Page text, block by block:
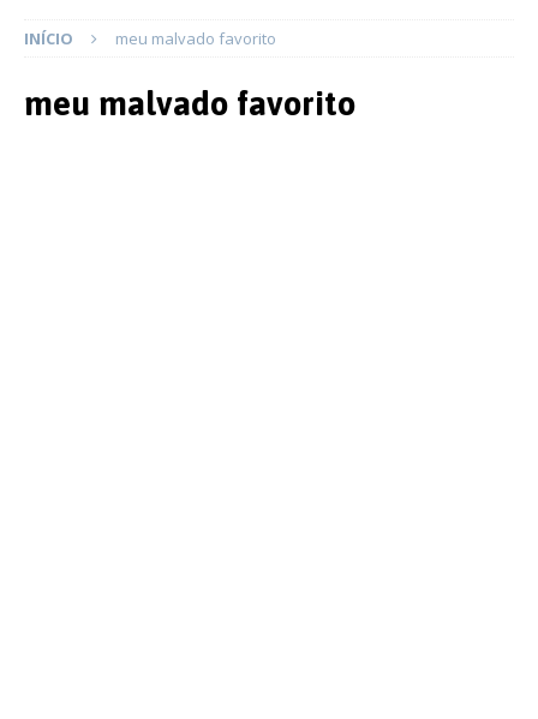
INÍCIO meu malvado favorito
meu malvado favorito